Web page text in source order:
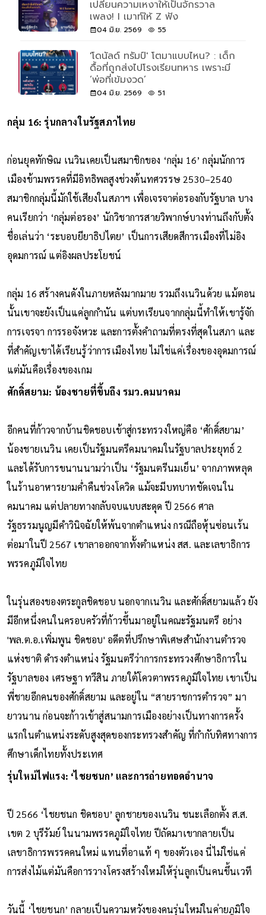
เปลี่ยนความเหงาให้เป็นจักรวาล
เพลง! I เมาท์ให้ Z ฟัง
04 มิ.ย. 2569 55
'โดนัลด์ ทรัมป์' โตมาแบบไหน? : เด็ก
ดื้อที่ถูกส่งไปโรงเรียนทหาร เพราะมี
‘พ่อที่เข้มงวด’
04 มิ.ย. 2569 51
กลุ่ม 16: รุ่นกลางในรัฐสภาไทย
ก่อนยุคทักษิณ เนวินเคยเป็นสมาชิกของ ‘กลุ่ม 16’ กลุ่มนักการ
เมืองข้ามพรรคที่มีอิทธิพลสูงช่วงต้นทศวรรษ 2530–2540
สมาชิกกลุ่มนี้มักใช้เสียงในสภาฯ เพื่อเจรจาต่อรองกับรัฐบาล บาง
คนเรียกว่า ‘กลุ่มต่อรอง’ นักวิชาการสายวิพากษ์บางท่านถึงกับตั้ง
ชื่อเล่นว่า ‘ระบอบยียาธิปไตย’ เป็นการเสียดสีการเมืองที่ไม่อิง
อุดมการณ์ แต่อิงผลประโยชน์
กลุ่ม 16 สร้างคนดังในภายหลังมากมาย รวมถึงเนวินด้วย แม้ตอน
นั้นเขาจะยังเป็นแค่ลูกกำนัน แต่บทเรียนจากกลุ่มนี้ทำให้เขารู้จัก
การเจรจา การรอจังหวะ และการตั้งคำถามที่ตรงที่สุดในสภา และ
ที่สำคัญเขาได้เรียนรู้ว่าการเมืองไทย ไม่ใช่แค่เรื่องของอุดมการณ์
แต่มันคือเรื่องของเกม
ศักดิ์สยาม: น้องชายที่ขึ้นถึง รมว.คมนาคม
อีกคนที่ก้าวจากบ้านชิดชอบเข้าสู่กระทรวงใหญ่คือ ‘ศักดิ์สยาม’
น้องชายเนวิน เคยเป็นรัฐมนตรีคมนาคมในรัฐบาลประยุทธ์ 2
และได้รับการขนานนามว่าเป็น ‘รัฐมนตรีนมเย็น’ จากภาพหลุด
ในร้านอาหารยามค่ำคืนช่วงโควิด แม้จะมีบทบาทชัดเจนใน
คมนาคม แต่ปลายทางกลับจบแบบสะดุด ปี 2566 ศาล
รัฐธรรมนูญมีคำวินิจฉัยให้พ้นจากตำแหน่ง กรณีถือหุ้นซ่อนเร้น
ต่อมาในปี 2567 เขาลาออกจากทั้งตำแหน่ง สส. และเลขาธิการ
พรรคภูมิใจไทย
ในรุ่นสองของตระกูลชิดชอบ นอกจากเนวิน และศักดิ์สยามแล้ว ยัง
มีอีกหนึ่งคนในครอบครัวที่ก้าวขึ้นมาอยู่ในคณะรัฐมนตรี อย่าง
'พล.ต.อ.เพิ่มพูน ชิดชอบ' อดีตที่ปรึกษาพิเศษสำนักงานตำรวจ
แห่งชาติ ดำรงตำแหน่ง รัฐมนตรีว่าการกระทรวงศึกษาธิการใน
รัฐบาลของ เศรษฐา ทวีสิน ภายใต้โควตาพรรคภูมิใจไทย เขาเป็น
พี่ชายอีกคนของศักดิ์สยาม และอยู่ใน “สายราชการตำรวจ” มา
ยาวนาน ก่อนจะก้าวเข้าสู่สนามการเมืองอย่างเป็นทางการครั้ง
แรกในตำแหน่งระดับสูงสุดของกระทรวงสำคัญ ที่กำกับทิศทางการ
ศึกษาเด็กไทยทั้งประเทศ
รุ่นใหม่ไฟแรง: ‘ไชยชนก’ และการถ่ายทอดอำนาจ
ปี 2566 ‘ไชยชนก ชิดชอบ’ ลูกชายของเนวิน ชนะเลือกตั้ง ส.ส.
เขต 2 บุรีรัมย์ ในนามพรรคภูมิใจไทย ปีถัดมาเขากลายเป็น
เลขาธิการพรรคคนใหม่ แทนที่อาแท้ ๆ ของตัวเอง นี่ไม่ใช่แค่
การส่งไม้แต่มันคือการวางโครงสร้างใหม่ให้รุ่นลูกเป็นคนขึ้นเวที
วันนี้ ‘ไชยชนก’ กลายเป็นความหวังของคนรุ่นใหม่ในค่ายภูมิใจ